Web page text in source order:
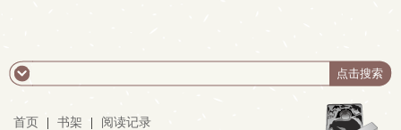
首页 书架 阅读记录